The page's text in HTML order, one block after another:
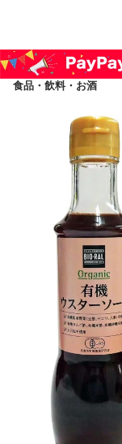
食品・飲料・お酒